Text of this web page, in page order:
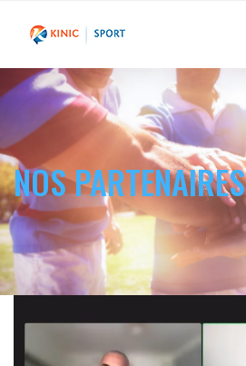
NOS PARTENAIRES